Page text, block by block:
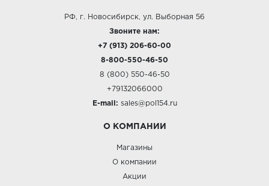
РФ, г. Новосибирск, ул. Выборная 56
Звоните нам:
+7 (913) 206-60-00
8-800-550-46-50
8 (800) 550-46-50
+79132066000
E-mail: sales@pol154.ru
О КОМПАНИИ
Магазины
О компании
Акции